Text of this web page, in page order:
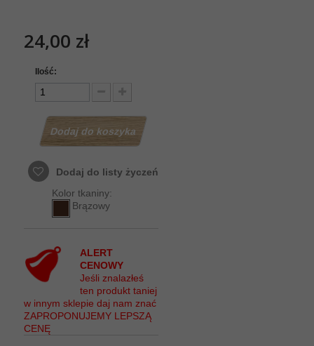
24,00 zł
Ilość:
Dodaj do koszyka
Dodaj do listy życzeń
Kolor tkaniny:
Brązowy
ALERT
CENOWY
Jeśli znalazłeś
ten produkt taniej
w innym sklepie daj nam znać
ZAPROPONUJEMY LEPSZĄ
CENĘ